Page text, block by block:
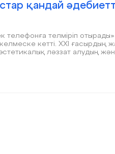
қандай
телміріп отырады»
келмеске кетті. ХХІ ғасырдың
ләззат алудың
желілердегі
жастардың кітап